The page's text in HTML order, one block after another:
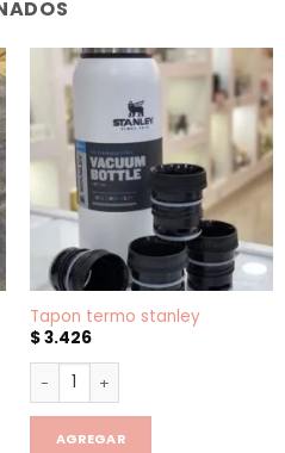
Tapon termo stanley
$3.426
Tapon termo stanley cantidad
AGREGAR